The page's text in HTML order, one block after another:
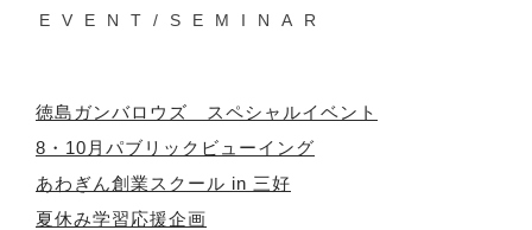
EVENT/SEMINAR
徳島ガンバロウズ スペシャルイベント
8・10月パブリックビューイング
あわぎん創業スクール in 三好
夏休み学習応援企画